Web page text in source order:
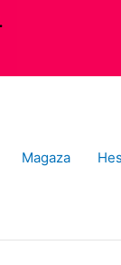
Magaza